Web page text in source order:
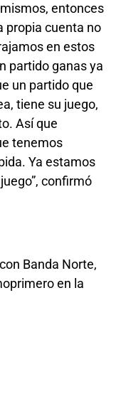
entonces
propia cuenta no
en estos
partido ganas ya
un partido que
tiene su juego,
Así que
tenemos
Ya estamos
confirmó
Banda Norte,
en la